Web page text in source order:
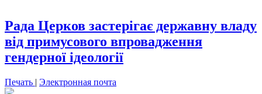
Рада Церков застерігає державну владу
від примусового впровадження
гендерної ідеології
Печать | Электронная почта